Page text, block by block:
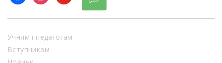
Учням і педагогам
Вступникам